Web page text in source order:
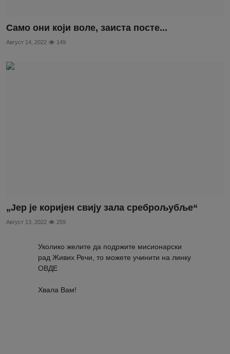
Само они који воле, заиста посте...
Август 14, 2022 149
„Јер је коријен свију зала среброљубље“
Август 13, 2022 259
Уколико желите да подржите мисионарски
рад Живих Речи, то можете учинити на линку
ОВДЕ
Хвала Вам!